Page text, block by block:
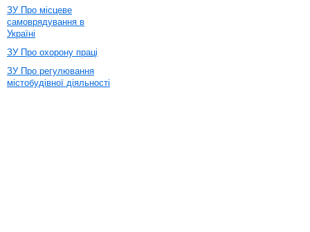
ЗУ Про місцеве
самоврядування в
Україні
ЗУ Про охорону праці
ЗУ Про регулювання
містобудівної діяльності